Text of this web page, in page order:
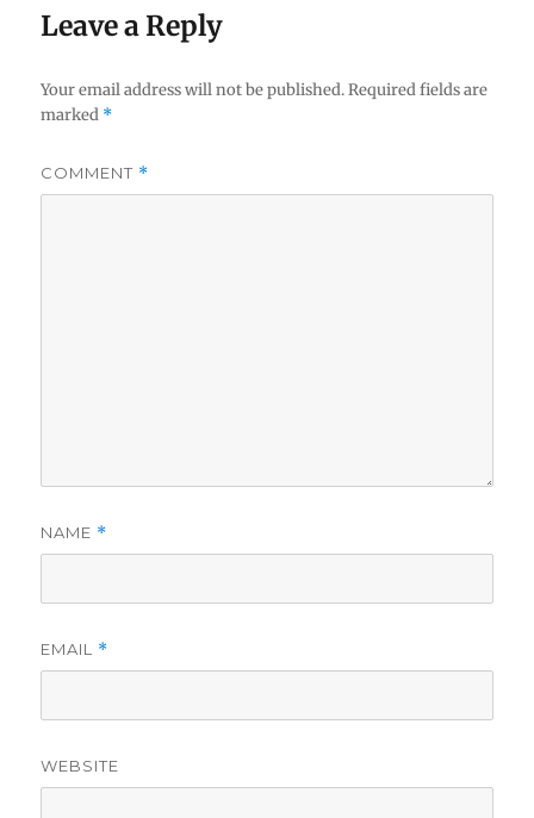
Leave a Reply
Your email address will not be published. Required fields are
marked *
COMMENT *
NAME *
EMAIL *
WEBSITE